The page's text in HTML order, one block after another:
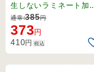
14)
生しないラミネート加
済みワッペン。
通常:385円
373円
410円 税込